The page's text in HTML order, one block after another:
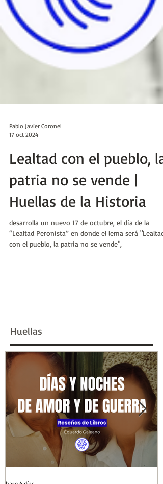
17 oct 2024
Lealtad con el pueblo, la
patria no se vende |
Huellas de la Historia
desarrolla un nuevo 17 de octubre, el día de la
Huellas